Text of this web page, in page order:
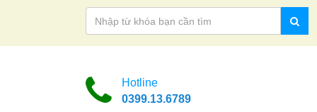
Hotline
0399.13.6789